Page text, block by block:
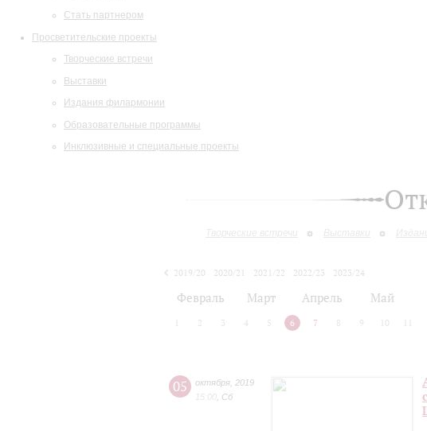
Стать партнером
Просветительские проекты
Творческие встречи
Выставки
Издания филармонии
Образовательные программы
Инклюзивные и специальные проекты
Творческие встречи Выставки
2019/20 2020/21 2021/22 2022/23
2023/24
Февраль Март Апрель Май
2 3 4 5 6 7 8 9 10
05 октября 2019
15:00 Сб